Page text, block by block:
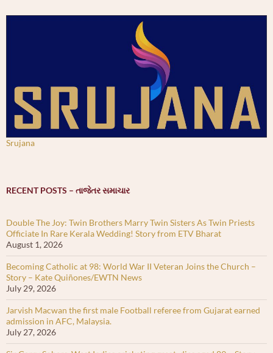
Srujana
RECENT POSTS – તાજેતર સમાચાર
Double The Joy: Twin Brothers Marry Twin Sisters As Twin Priests
Officiate In Rare Kerala Wedding! Story from ETV Bharat
August 1, 2026
Becoming Catholic at 98: World War II Veteran Joins the Church –
Story – Kate Quiñones/EWTN News
July 29, 2026
Jarvish Macwan the first male Football referee from Gujarat earned
admission in AFC, Malaysia.
July 27, 2026